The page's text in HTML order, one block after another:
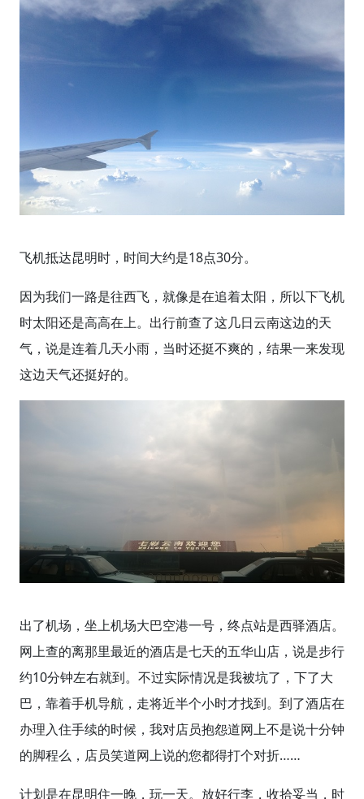
飞机抵达昆明时，时间大约是18点30分。
因为我们一路是往西飞，就像是在追着太阳，所以下飞机
时太阳还是高高在上。出行前查了这几日云南这边的天
气，说是连着几天小雨，当时还挺不爽的，结果一来发现
这边天气还挺好的。
出了机场，坐上机场大巴空港一号，终点站是西驿酒店。
网上查的离那里最近的酒店是七天的五华山店，说是步行
约10分钟左右就到。不过实际情况是我被坑了，下了大
巴，靠着手机导航，走将近半个小时才找到。到了酒店在
办理入住手续的时候，我对店员抱怨道网上不是说十分钟
的脚程么，店员笑道网上说的您都得打个对折……
计划是在昆明住一晚，玩一天。放好行李，收拾妥当，时